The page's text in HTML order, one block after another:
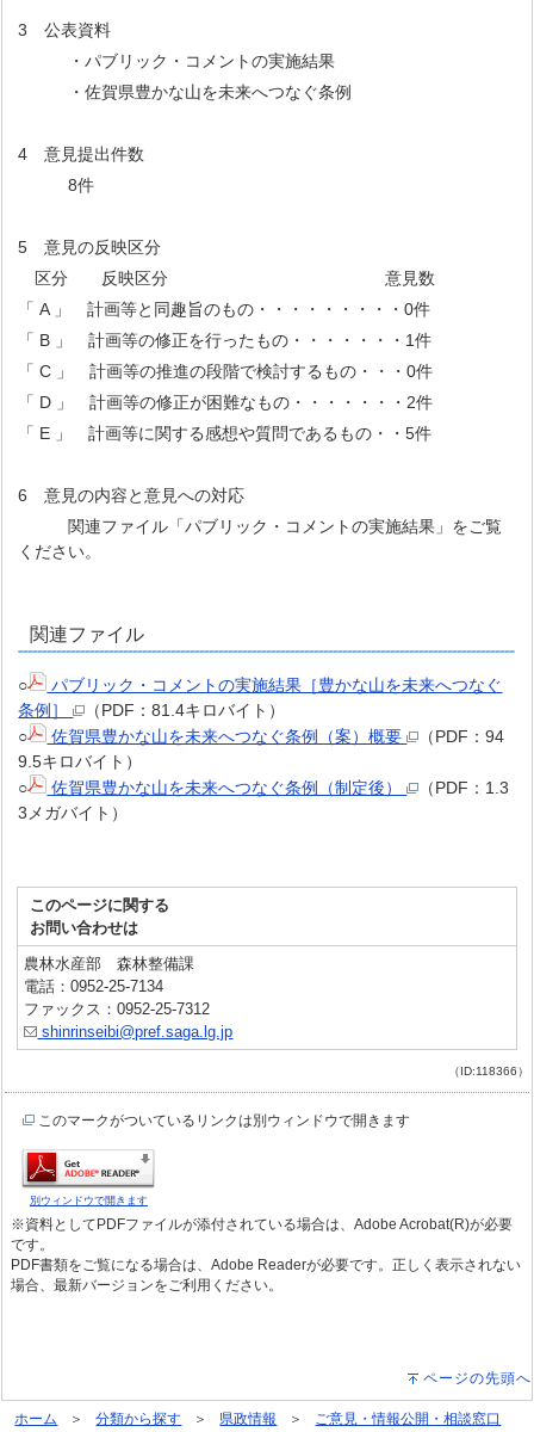
3 公表資料
・パブリック・コメントの実施結果
・佐賀県豊かな山を未来へつなぐ条例
4 意見提出件数
8件
5 意見の反映区分
区分 反映区分 意見数
「 A 」 計画等と同趣旨のもの・・・・・・・・・0件
「 B 」 計画等の修正を行ったもの・・・・・・・1件
「 C 」 計画等の推進の段階で検討するもの・・・0件
「 D 」 計画等の修正が困難なもの・・・・・・・2件
「 E 」 計画等に関する感想や質問であるもの・・5件
6 意見の内容と意見への対応
関連ファイル「パブリック・コメントの実施結果」をご覧
ください。
関連ファイル
○
パブリック・コメントの実施結果［豊かな山を未来へつなぐ
条例］
（PDF：81.4キロバイト）
○
佐賀県豊かな山を未来へつなぐ条例（案）概要
（PDF：94
9.5キロバイト）
○
佐賀県豊かな山を未来へつなぐ条例（制定後）
（PDF：1.3
3メガバイト）
このページに関する
お問い合わせは
農林水産部 森林整備課
電話：0952-25-7134
ファックス：0952-25-7312
shinrinseibi@pref.saga.lg.jp
（ID:118366）
このマークがついているリンクは別ウィンドウで開きます
別ウィンドウで開きます
※資料としてPDFファイルが添付されている場合は、Adobe Acrobat(R)が必要
です。
PDF書類をご覧になる場合は、Adobe Readerが必要です。正しく表示されない
場合、最新バージョンをご利用ください。
ページの先頭へ
ホーム 分類から探す 県政情報
ご意見・情報公開・相談窓口